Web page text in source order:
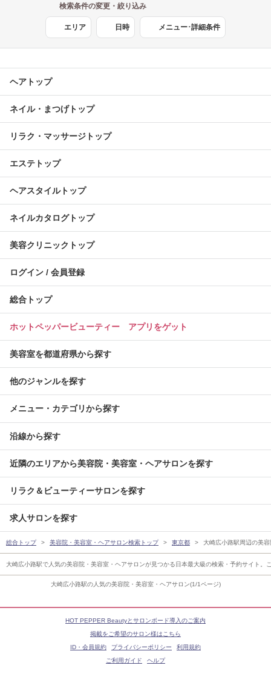
大崎広小路駅の人気の美容院・美容室・ヘアサロン(1/1ページ)
検索条件の変更・絞り込み
エリア 日時 メニュー･詳細条件
ヘアトップ
ネイル・まつげトップ
リラク・マッサージトップ
エステトップ
ヘアスタイルトップ
ネイルカタログトップ
美容クリニックトップ
ログイン / 会員登録
総合トップ
ホットペッパービューティー アプリをゲット
美容室を都道府県から探す
他のジャンルを探す
メニュー・カテゴリから探す
沿線から探す
近隣のエリアから美容院・美容室・ヘアサロンを探す
リラク＆ビューティーサロンを探す
求人サロンを探す
総合トップ 美容院・美容室・ヘアサロン検索トップ 東京都 大崎広小路駅周辺の美
大崎広小路駅で人気の美容院・美容室・ヘアサロンが見つかる日本最大級の検索・予約サイト
HOT PEPPER Beautyとサロンボード導入のご案内
掲載をご希望のサロン様はこちら
ID・会員規約
プライバシーポリシー
利用規約
ご利用ガイド
ヘルプ